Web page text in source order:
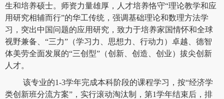
生和培养硕士。师资力量雄厚，人才培养恪守“理论教学和应
用研究相辅而行”的华工传统，强调基础理论和数理方法学
习，突出中国问题的应用研究，致力于培养家国情怀和全球
视野兼备、“三力”（学习力、思想力、行动力）卓越、德智
体美劳全面发展的“三创型”（创新、创造、创业）拔尖创新
人才。
该专业的1-3学年完成本科阶段的课程学习，按“经济学
类创新班分流方案”，实行滚动淘汰制，第1学年结束后，排